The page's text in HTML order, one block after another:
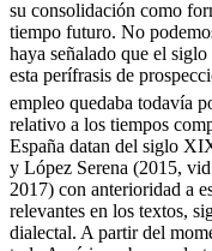
su consolidación como
tiempo futuro. No
haya señalado que el siglo
esta perífrasis de
empleo quedaba todavía
relativo a los tiempos
España datan del siglo
y López Serena (2015,
2017) con anterioridad a
relevantes en los textos,
dialectal. A partir del